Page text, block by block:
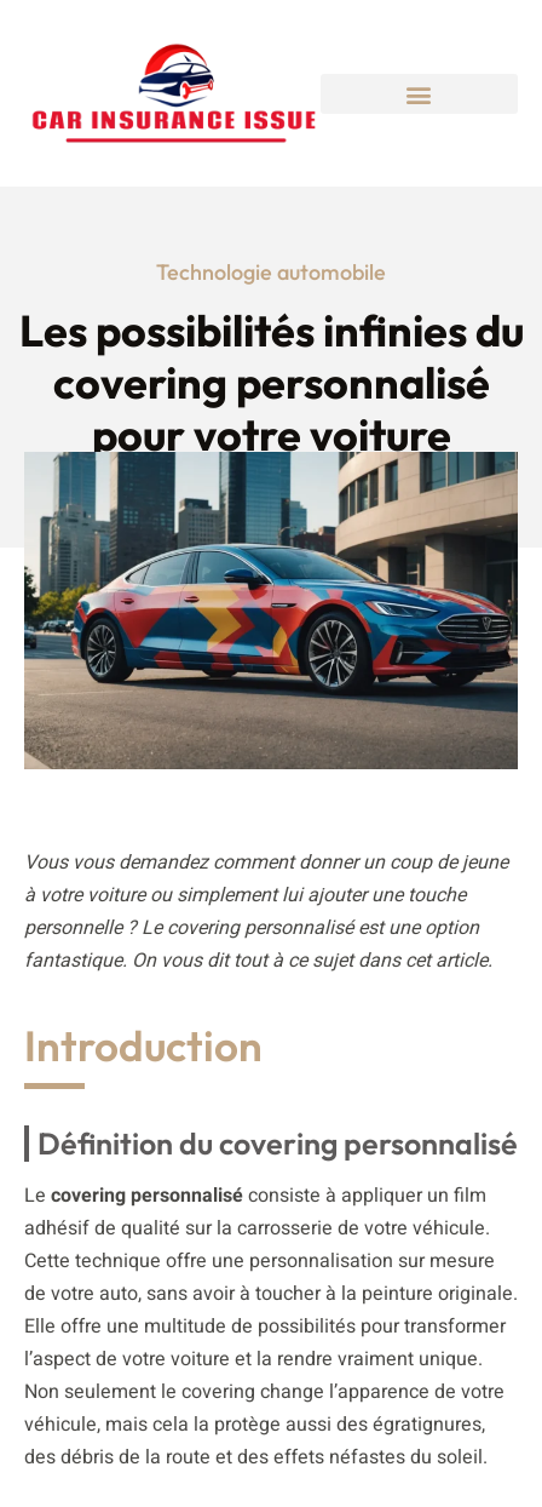
Technologie automobile
Les possibilités infinies du
covering personnalisé
pour votre voiture
Vous vous demandez comment donner un coup de jeune
à votre voiture ou simplement lui ajouter une touche
personnelle ? Le covering personnalisé est une option
fantastique. On vous dit tout à ce sujet dans cet article.
Introduction
Définition du covering personnalisé
Le covering personnaliséconsiste à appliquer un film
adhésif de qualité sur la carrosserie de votre véhicule.
Cette technique offre une personnalisation sur mesure
de votre auto, sans avoir à toucher à la peinture originale.
Elle offre une multitude de possibilités pour transformer
l’aspect de votre voiture et la rendre vraiment unique.
Non seulement le covering change l’apparence de votre
véhicule, mais cela la protège aussi des égratignures,
des débris de la route et des effets néfastes du soleil.